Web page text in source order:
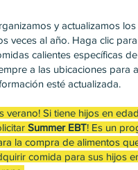
y actualizamos
veces al año. Haga clic
calientes específicas
a las ubicaciones para
esté actualizada.
verano! Si tiene hijos en
Summer EBT! Es un
la compra de alimentos
comida para sus hijos